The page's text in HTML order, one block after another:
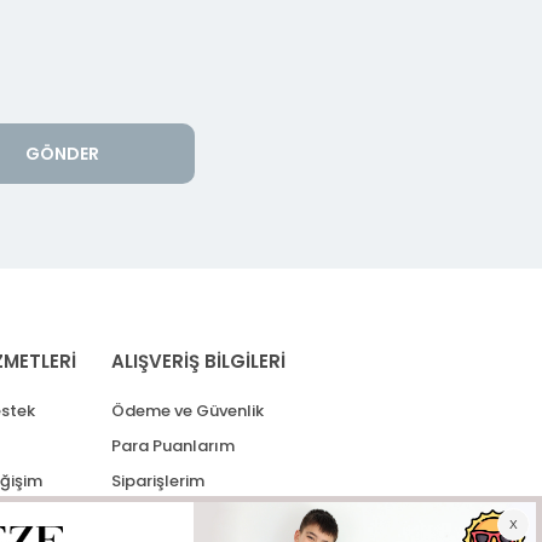
GÖNDER
ALIŞVERİŞ BİLGİLERİ
Ödeme ve Güvenlik
Para Puanlarım
Siparişlerim